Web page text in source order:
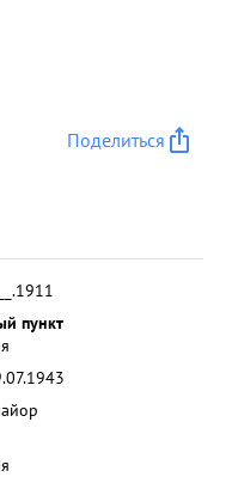
Поделиться
пункт